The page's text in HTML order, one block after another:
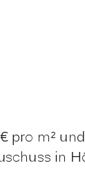
pro m²
in